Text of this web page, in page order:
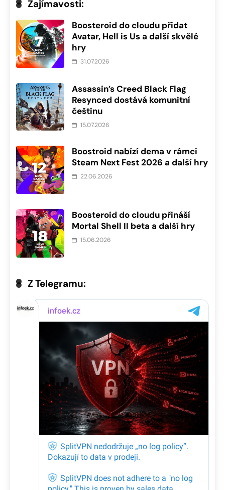
Zajímavosti:
Boosteroid do cloudu přidat
Avatar, Hell is Us a další skvělé
hry
31.07.2026
Assassin’s Creed Black Flag
Resynced dostává komunitní
češtinu
15.07.2026
Boostroid nabízí dema v rámci
Steam Next Fest 2026 a další hry
22.06.2026
Boosteroid do cloudu přináší
Mortal Shell II beta a další hry
15.06.2026
Z Telegramu: